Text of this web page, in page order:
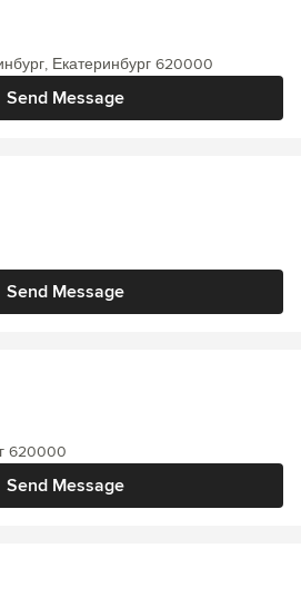
Send Message
Екатеринбург 620000
Send Message
Send Message
620000